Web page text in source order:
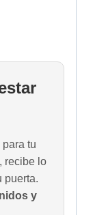
tu
recibe lo
puerta.
y